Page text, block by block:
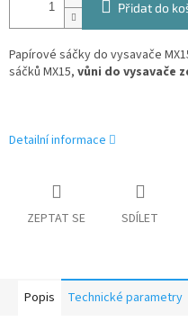
Přidat do
Papírové sáčky do vysavače
sáčků MX15, vůni do vysavače
Detailní informace
ZEPTAT SE SDÍLET
Popis Technické parametry